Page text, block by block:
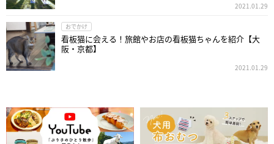
2021.01.29
おでかけ
看板猫に会える！旅館やお店の看板猫ちゃんを紹介【大
阪・京都】
2021.01.29